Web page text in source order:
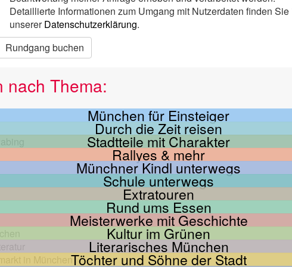
Detaillierte Informationen zum Umgang mit Nutzerdaten finden Sie
unsererDatenschutzerklärung.
Rundgang buchen
nach Thema:
München für Einsteiger
Durch die Zeit reisen
Stadtteile mit Charakter
Rallyes & mehr
Münchner Kindl unterwegs
Schule unterwegs
Extratouren
Rund ums Essen
Meisterwerke mit Geschichte
Kultur im Grünen
Literarisches München
Töchter und Söhne der Stadt